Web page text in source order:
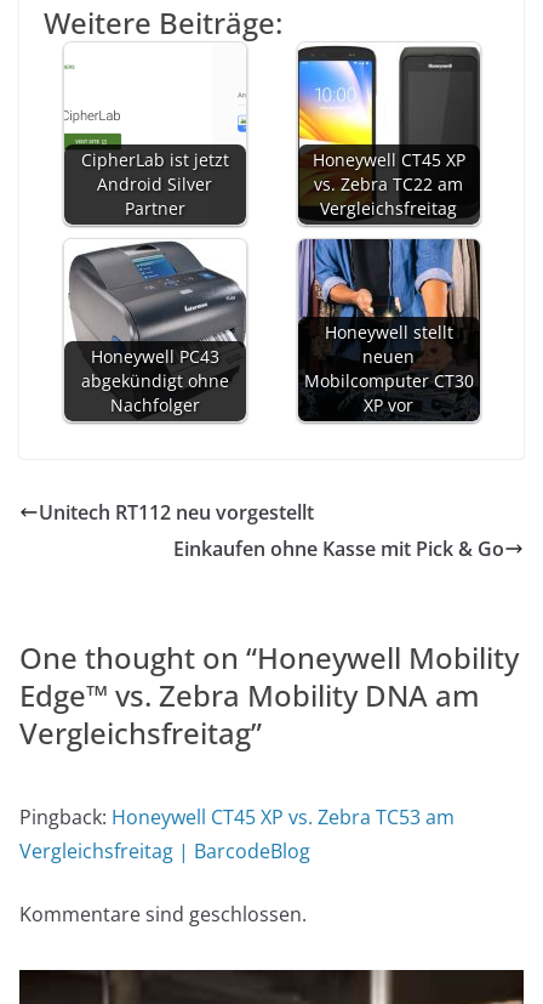
Weitere Beiträge:
CipherLab ist jetzt
Android Silver
Partner
Honeywell CT45 XP
vs. Zebra TC22 am
Vergleichsfreitag
Honeywell PC43
abgekündigt ohne
Nachfolger
Honeywell stellt
neuen
Mobilcomputer CT30
XP vor
Unitech RT112 neu vorgestellt
Einkaufen ohne Kasse mit Pick & Go
One thought on “Honeywell Mobility
Edge™ vs. Zebra Mobility DNA am
Vergleichsfreitag”
Pingback: Honeywell CT45 XP vs. Zebra TC53 am
Vergleichsfreitag | BarcodeBlog
Kommentare sind geschlossen.